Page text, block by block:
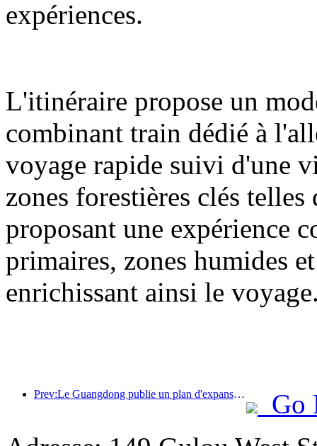
expériences.
L'itinéraire propose un
combinant train dédié à
voyage rapide suivi d'une
zones forestières clés
proposant une expérience
primaires, zones humides
enrichissant ainsi le
Prev:Le Guangdong publie un plan d'expansion des capacités du secteur des services pour faire de la région de la Grande Baie une destination touristique de classe mondiale.
Go